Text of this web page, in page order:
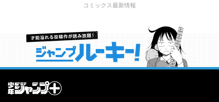
コミックス最新情報
才能溢れる投稿作が読み放題！ ジャンプルーキー！